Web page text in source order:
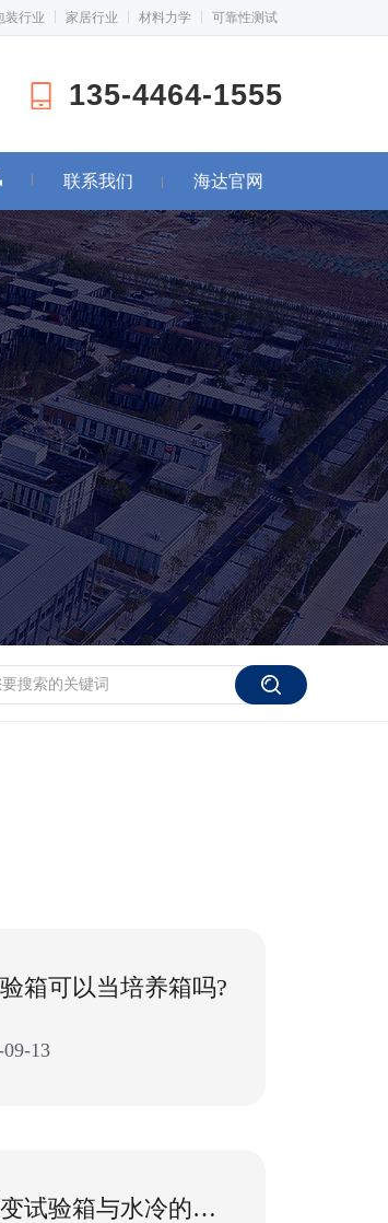
装行业 家居行业 材料力学 可靠性测试
135-4464-1555
联系我们 海达官网
箱可以当培养箱吗?
13
风冷快速温变试验箱与水冷的区别